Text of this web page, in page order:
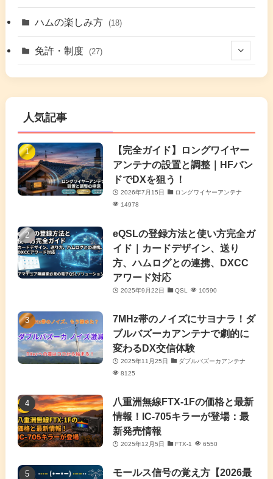
(17)
(6)
(5)
(1)
(4)
(3)
(41)
(7) (7)
(16)
(7)
(6)
(20)
(63)
(7)
(5)
(4)
(2)
(5)
(11)
ハムの楽しみ方 (18)
免許・制度 (27)
(5)
(4)
(1)
人気記事
【完全ガイド】ロングワイヤー
アンテナの設置と調整｜HFバン
ドでDXを狙う！
2026年7月15日
ロングワイヤーアンテナ
14978
eQSLの登録方法と使い方完全ガ
イド｜カードデザイン、送り
方、ハムログとの連携、DXCC
アワード対応
2025年9月22日 QSL 10590
7MHz帯のノイズにサヨナラ！ダ
ブルバズーカアンテナで劇的に
変わるDX交信体験
2025年11月25日
ダブルバズーカアンテナ
8125
八重洲無線FTX-1Fの価格と最新
情報！IC-705キラーが登場：最
新発売情報
2025年12月5日 FTX-1 6550
モールス信号の覚え方【2026最